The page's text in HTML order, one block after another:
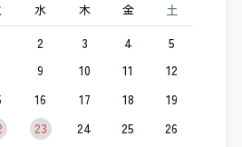
水 木 金 土
2 3 4
5
9 10 11
12
16 17 18
19
23 24 25
26